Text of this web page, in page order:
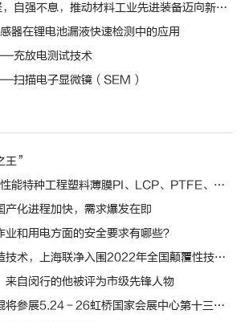
不息，推动材料工业先进装备迈向新高度 | 高转先锋人物
器在锂电池漏液快速检测中的应用
充放电测试技术
扫描电子显微镜（SEM）
王”
种工程塑料薄膜PI、LCP、PTFE、PPS、PEEK、PEN
产化进程加快，需求爆发在即
业和用电方面的安全要求有哪些？
，上海联净入围2022年全国颠覆性技术创新大赛
来自闵行的他被评为市级先锋人物
参展5.24－26虹桥国家会展中心第十三届模切展